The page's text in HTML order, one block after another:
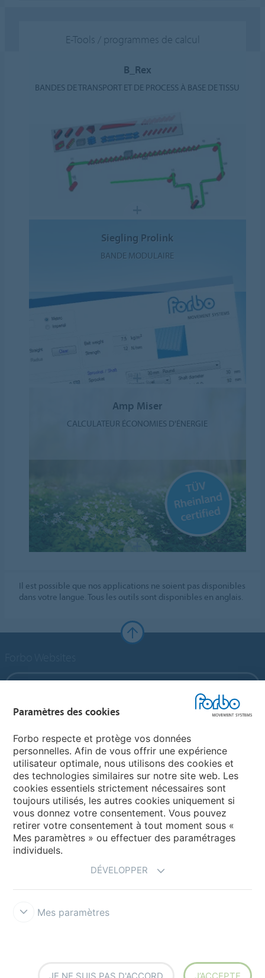
E-Tools / programmes de calcul
B_Rex
BANDES DE TRANSPORT ET DE PROCESS À BASE DE TISSU
Siegling Prolink
BANDE MODULAIRE
Amp Miser
CALCULATEUR ÉCONOMIES D'ÉNERGIE
Il est possible que nos applications ne soient pas disponibles
dans votre langue. Tous les outils sont disponibles en anglais.
Forbo Flooring Systems
Forbo Movement Systems
Choisir un pays
Choisir son pays
Paramètres des cookies
Forbo respecte et protège vos données
personnelles. Afin de vous offrir une expérience
utilisateur optimale, nous utilisons des cookies et
des technologies similaires sur notre site web. Les
cookies essentiels strictement nécessaires sont
toujours utilisés, les autres cookies uniquement si
vous donnez votre consentement. Vous pouvez
retirer votre consentement à tout moment sous «
Mes paramètres » ou effectuer des paramétrages
individuels.
DÉVELOPPER
Mes paramètres
JE NE SUIS PAS D'ACCORD J’ACCEPTE